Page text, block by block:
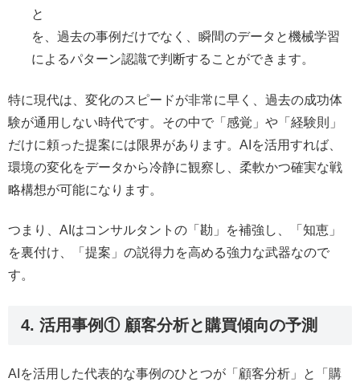
と
を、過去の事例だけでなく、瞬間のデータと機械学習
によるパターン認識で判断することができます。
特に現代は、変化のスピードが非常に早く、過去の成功体
験が通用しない時代です。その中で「感覚」や「経験則」
だけに頼った提案には限界があります。AIを活用すれば、
環境の変化をデータから冷静に観察し、柔軟かつ確実な戦
略構想が可能になります。
つまり、AIはコンサルタントの「勘」を補強し、「知恵」
を裏付け、「提案」の説得力を高める強力な武器なので
す。
4. 活用事例① 顧客分析と購買傾向の予測
AIを活用した代表的な事例のひとつが「顧客分析」と「購